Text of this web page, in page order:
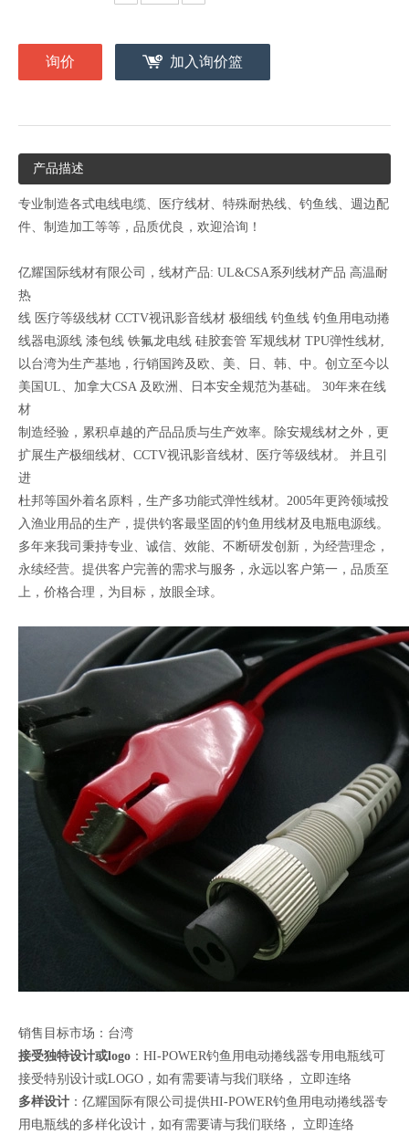
询价 加入询价篮
产品描述
专业制造各式电线电缆、医疗线材、特殊耐热线、钓鱼线、週边配
件、制造加工等等，品质优良，欢迎洽询！
亿耀国际线材有限公司，线材产品: UL&CSA系列线材产品 高温耐
热
线 医疗等级线材 CCTV视讯影音线材 极细线 钓鱼线 钓鱼用电动捲
线器电源线 漆包线 铁氟龙电线 硅胶套管 军规线材 TPU弹性线材,
以台湾为生产基地，行销国跨及欧、美、日、韩、中。创立至今以
美国UL、加拿大CSA 及欧洲、日本安全规范为基础。 30年来在线
材
制造经验，累积卓越的产品品质与生产效率。除安规线材之外，更
扩展生产极细线材、CCTV视讯影音线材、医疗等级线材。 并且引
进
杜邦等国外着名原料，生产多功能式弹性线材。2005年更跨领域投
入渔业用品的生产，提供钓客最坚固的钓鱼用线材及电瓶电源线。
多年来我司秉持专业、诚信、效能、不断研发创新，为经营理念，
永续经营。提供客户完善的需求与服务，永远以客户第一，品质至
上，价格合理，为目标，放眼全球。
销售目标市场：台湾
接受独特设计或logo ：HI-POWER钓鱼用电动捲线器专用电瓶线可
接受特别设计或LOGO，如有需要请与我们联络， 立即连络
多样设计 ：亿耀国际有限公司提供HI-POWER钓鱼用电动捲线器专
用电瓶线的多样化设计，如有需要请与我们联络， 立即连络